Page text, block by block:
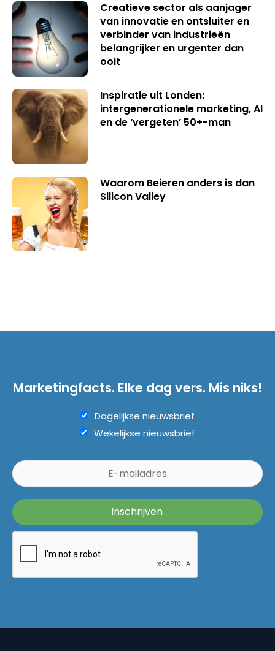
Creatieve sector als aanjager
van innovatie en ontsluiter en
verbinder van industrieën
belangrijker en urgenter dan
ooit
Inspiratie uit Londen:
intergenerationele marketing, AI
en de ‘vergeten’ 50+-man
Waarom Beieren anders is dan
Silicon Valley
Marketingfacts. Elke dag vers. Mis niks!
Dagelijkse nieuwsbrief
Wekelijkse nieuwsbrief